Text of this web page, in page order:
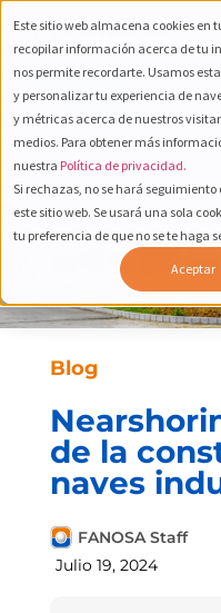
Este sitio web almacena cookies en
recopilar información acerca de tu
nos permite recordarte. Usamos
y personalizar tu experiencia de
y métricas acerca de nuestros
medios. Para obtener más
nuestra Política de privacidad.
Si rechazas, no se hará
este sitio web. Se usará una sola
tu preferencia de que no se te haga
Aceptar
Blog
de la
naves
FANOSA Staff
Julio 19, 2024